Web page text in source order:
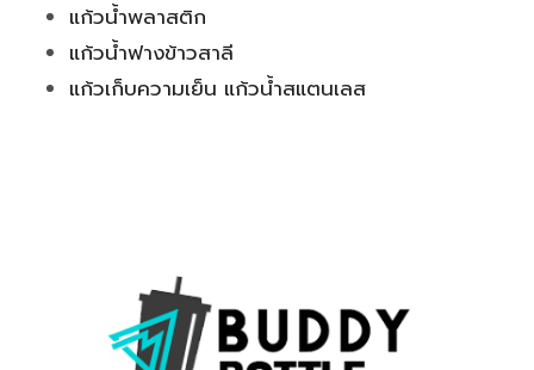
แก้วน้ำพลาสติก
แก้วน้ำฟางข้าวสาลี
แก้วเก็บความเย็น แก้วน้ำสแตนเลส